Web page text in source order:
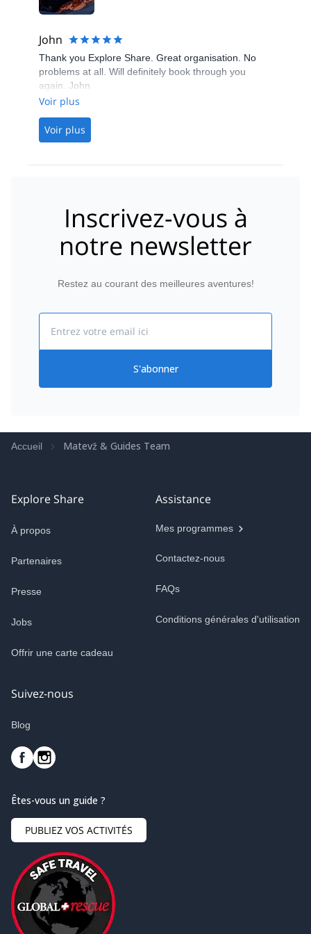
rest. 10/10.
John
Thank you Explore Share. Great organisation. No
problems at all. Will definitely book through you
again. John
Voir plus
Voir plus
Inscrivez-vous à
notre newsletter
Restez au courant des meilleures aventures!
S'abonner
Accueil Matevž & Guides Team
Explore Share
À propos
Partenaires
Presse
Jobs
Offrir une carte cadeau
Assistance
Mes programmes
Contactez-nous
FAQs
Conditions générales d'utilisation
Suivez-nous
Blog
Êtes-vous un guide ?
PUBLIEZ VOS ACTIVITÉS